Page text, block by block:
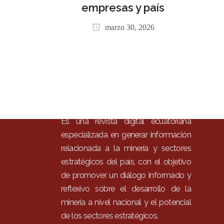
empresas y país
marzo 30, 2026
Es una revista digital ecuatoriana
especializada en generar información
relacionada a la minería y sectores
estratégicos del país, con el objetivo
de promover un diálogo informado y
reflexivo sobre el desarrollo de la
minería a nivel nacional y el potencial
de los sectores estratégicos.